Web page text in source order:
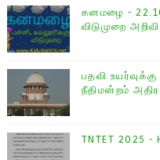
கனமழை -
விடுமுறை
பதவி
நீதிமன்றம்
TNTET 2025